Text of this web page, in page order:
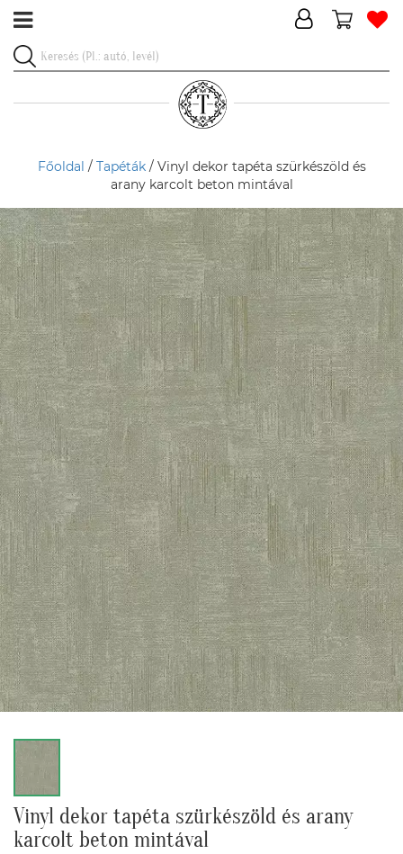
Főoldal / Tapéták/ Vinyl dekor tapéta szürkészöld és
arany karcolt beton mintával
Vinyl dekor tapéta szürkészöld és arany
karcolt beton mintával